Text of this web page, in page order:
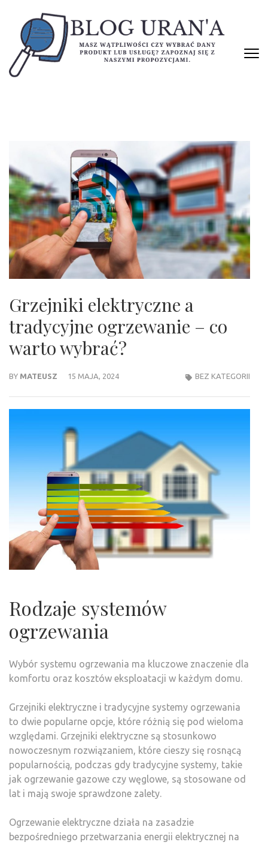
content
(Press
Enter)
Grzejniki elektryczne a
tradycyjne ogrzewanie – co
warto wybrać?
BY MATEUSZ 15 MAJA, 2024 BEZ KATEGORII
Rodzaje systemów
ogrzewania
Wybór systemu ogrzewania ma kluczowe znaczenie dla
komfortu oraz kosztów eksploatacji w każdym domu.
Grzejniki elektryczne i tradycyjne systemy ogrzewania
to dwie popularne opcje, które różnią się pod wieloma
względami. Grzejniki elektryczne są stosunkowo
nowoczesnym rozwiązaniem, które cieszy się rosnącą
popularnością, podczas gdy tradycyjne systemy, takie
jak ogrzewanie gazowe czy węglowe, są stosowane od
lat i mają swoje sprawdzone zalety.
Ogrzewanie elektryczne działa na zasadzie
bezpośredniego przetwarzania energii elektrycznej na